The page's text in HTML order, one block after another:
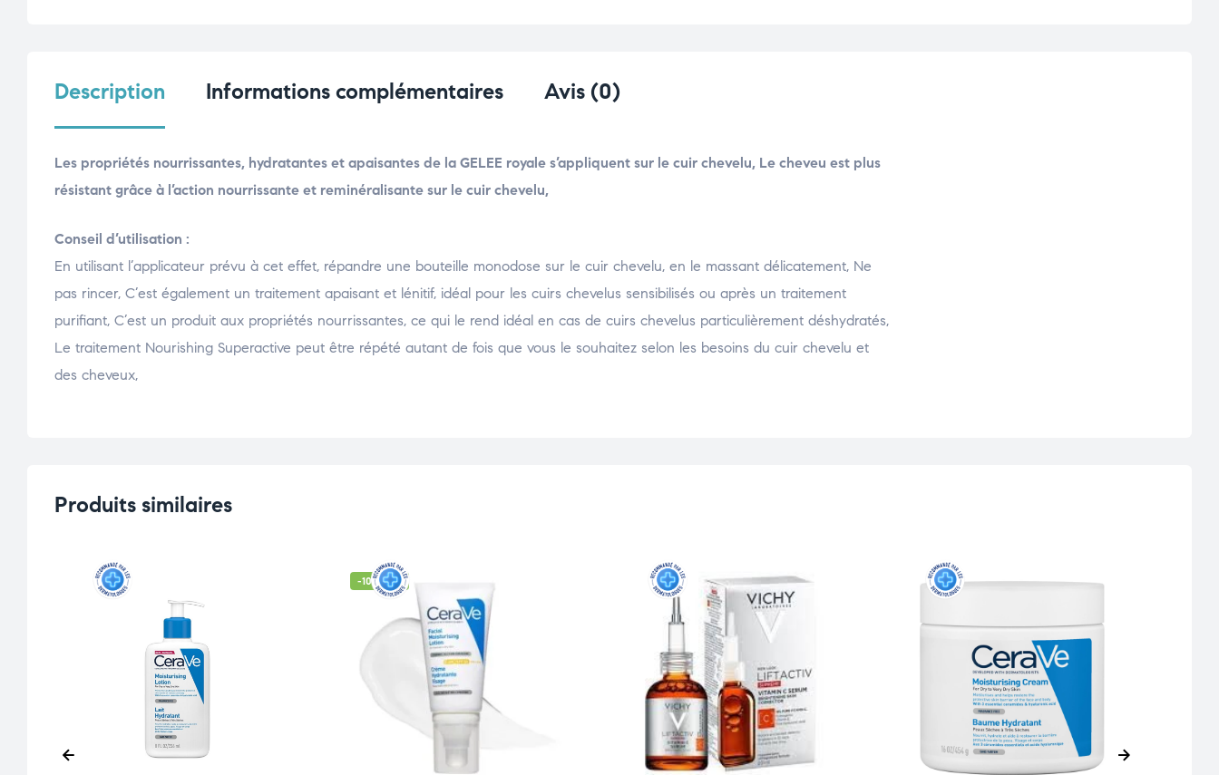
Description Informations complémentaires Avis (0)
Les propriétés nourrissantes, hydratantes et apaisantes de la GELEE royale s’appliquent sur le cuir chevelu, Le cheveu est plus
résistant grâce à l’action nourrissante et reminéralisante sur le cuir chevelu,
Conseil d’utilisation :
En utilisant l’applicateur prévu à cet effet, répandre une bouteille monodose sur le cuir chevelu, en le massant délicatement, Ne
pas rincer, C’est également un traitement apaisant et lénitif, idéal pour les cuirs chevelus sensibilisés ou après un traitement
purifiant, C’est un produit aux propriétés nourrissantes, ce qui le rend idéal en cas de cuirs chevelus particulièrement déshydratés,
Le traitement Nourishing Superactive peut être répété autant de fois que vous le souhaitez selon les besoins du cuir chevelu et
des cheveux,
Produits similaires
-10% OFF